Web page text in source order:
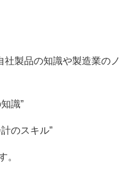
社製品の知識や製造業のノ
識”
のスキル”
。